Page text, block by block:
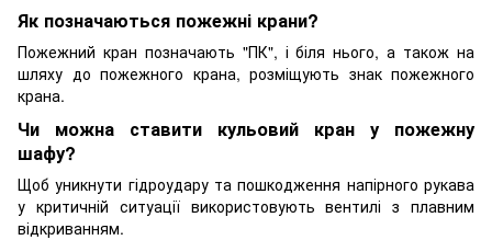
Як позначаються пожежні крани?
Пожежний кран позначають "ПК", і біля нього, а також на
шляху до пожежного крана, розміщують знак пожежного
крана.
Чи можна ставити кульовий кран у пожежну
шафу?
Щоб уникнути гідроудару та пошкодження напірного рукава
у критичній ситуації використовують вентилі з плавним
відкриванням.